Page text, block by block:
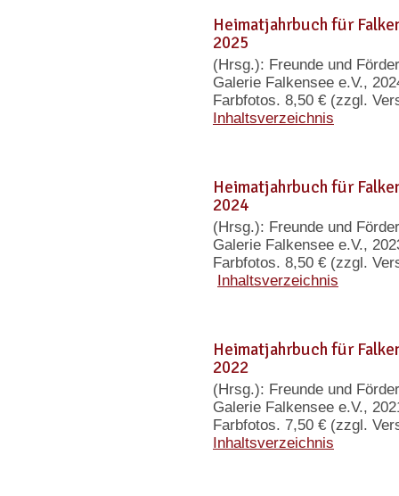
Heimatjahrbuch für
2025
(Hrsg.): Freunde und
Galerie Falkensee e.V.,
Farbfotos. 8,50 € (zzgl.
Inhaltsverzeichnis
Heimatjahrbuch für
2024
(Hrsg.): Freunde und
Galerie Falkensee e.V.,
Farbfotos. 8,50 € (zzgl.
Inhaltsverzeichnis
Heimatjahrbuch für
2022
(Hrsg.): Freunde und
Galerie Falkensee e.V.,
Farbfotos. 7,50 € (zzgl.
Inhaltsverzeichnis